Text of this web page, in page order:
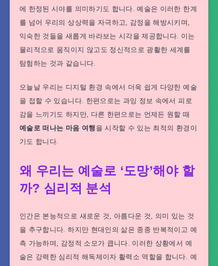
에 한정된 시야를 의미하기도 합니다. 예술은 이러한 한계
를 넘어 우리의 상상력을 자극하고, 감정을 해방시키며,
익숙한 것들을 새롭게 바라보는 시각을 제공합니다. 이는
물리적으로 움직이지 않고도 정신적으로 광활한 세계를
탐험하는 것과 같습니다.
오늘날 우리는 디지털 환경 속에서 더욱 쉽게 다양한 예술
을 접할 수 있습니다. 한편으로는 과잉 정보 속에서 피로
감을 느끼기도 하지만, 다른 한편으로는 언제든 원할 때
예술로 떠나는 마음 여행 을 시작할 수 있는 최적의 환경이
기도 합니다.
왜 우리는 예술로 ‘도망’해야 할
까? 심리적 분석
인간은 본능적으로 새로운 것, 아름다운 것, 의미 있는 것
을 추구합니다. 하지만 현대인의 삶은 종종 반복적이고 예
측 가능하며, 감정적 소모가 큽니다. 이러한 상황에서 예
술은 강력한 심리적 해독제이자 활력소 역할을 합니다. 예